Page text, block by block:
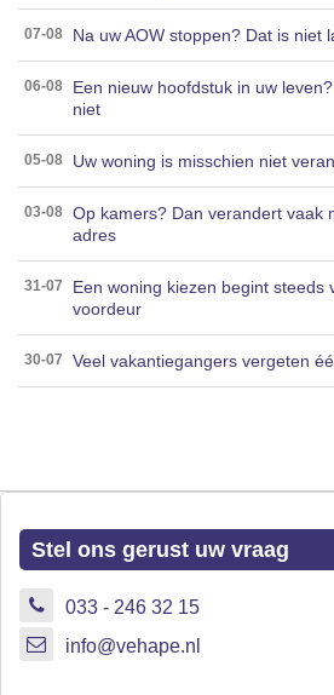
07-08 Na uw AOW stoppen? Dat is niet
06-08
Een nieuw hoofdstuk in uw
niet
05-08 Uw woning is misschien niet
03-08
Op kamers? Dan verandert vaak
adres
31-07
Een woning kiezen begint steeds
voordeur
30-07 Veel vakantiegangers vergeten
Stel ons gerust uw vraag
033 - 246 32 15
info@vehape.nl